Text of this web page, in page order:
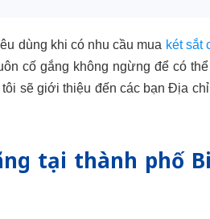
dùng khi có nhu cầu mua két sắt
cố gắng không ngừng để có thể
sẽ giới thiệu đến các bạn Địa
tại thành phố